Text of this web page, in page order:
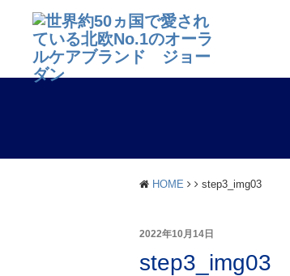
HOME step3_img03
2022年10月14日
step3_img03